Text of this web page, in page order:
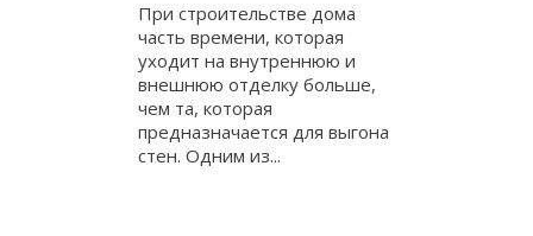
При строительстве дома
часть времени, которая
уходит на внутреннюю и
внешнюю отделку больше,
чем та, которая
предназначается для выгона
стен. Одним из...